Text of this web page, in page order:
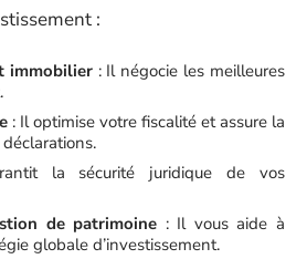
:
immobilier: Il négocie les meilleures
: Il optimise votre fiscalité et assure la
la sécurité juridique de vos
de patrimoine : Il vous aide à
globale d’investissement.